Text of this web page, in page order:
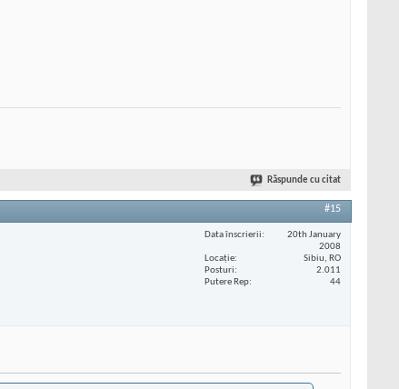
Răspunde cu citat
#15
Data înscrierii
20th January
2008
Locaţie
Sibiu, RO
Posturi
2.011
Putere Rep
44